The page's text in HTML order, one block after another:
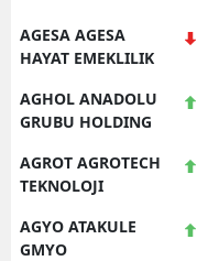
AGESA AGESA
HAYAT EMEKLILIK
AGHOL ANADOLU
GRUBU HOLDING
AGROT AGROTECH
TEKNOLOJI
AGYO ATAKULE
GMYO